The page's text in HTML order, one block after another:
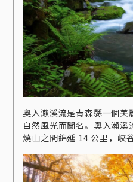
奧入瀨溪流是青森縣一個
自然風光而聞名。奧入瀨
燒山之間綿延 14 公里，峽